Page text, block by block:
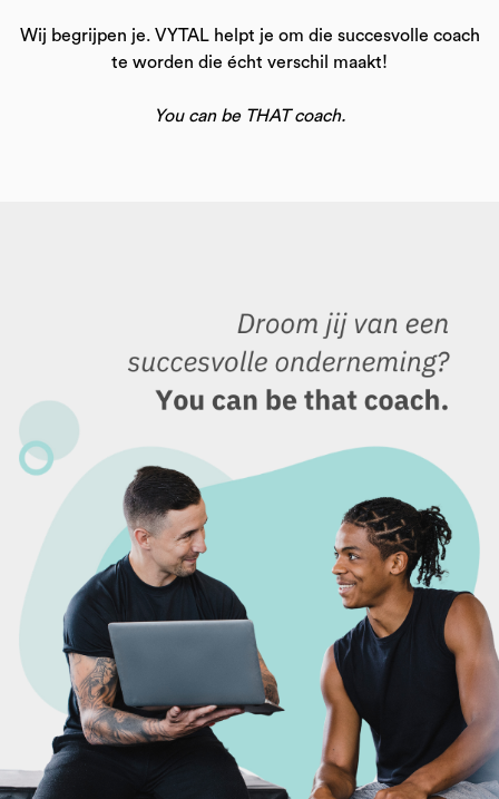
Wij begrijpen je. VYTAL helpt je om die succesvolle coach
te worden die écht verschil maakt!
You can be THAT coach.